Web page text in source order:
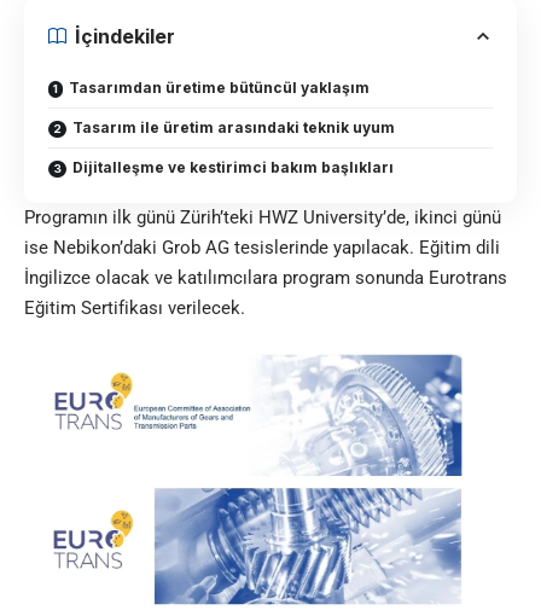
İçindekiler
Tasarımdan üretime bütüncül yaklaşım
Tasarım ile üretim arasındaki teknik uyum
Dijitalleşme ve kestirimci bakım başlıkları
Programın ilk günü Zürih’teki HWZ University’de, ikinci günü
ise Nebikon’daki Grob AG tesislerinde yapılacak. Eğitim dili
İngilizce olacak ve katılımcılara program sonunda Eurotrans
Eğitim Sertifikası verilecek.